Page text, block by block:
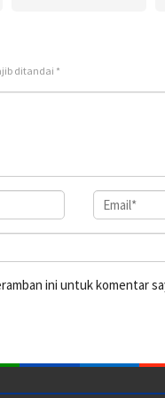
ditandai *
ini untuk komentar